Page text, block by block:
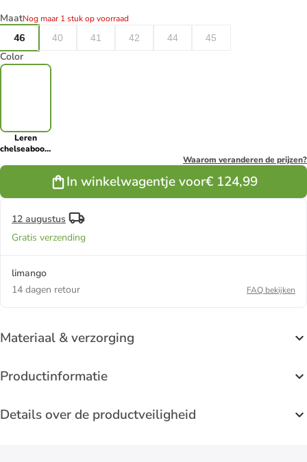
MaatNog maar 1 stuk op voorraad
46
40 41 42 44 45
Color
Leren
chelseaboots
Waarom veranderen de prijzen?
In winkelwagentje voor€ 124,99
12 augustus
Gratis verzending
limango
14 dagen retour
FAQ bekijken
Materiaal & verzorging
Productinformatie
Details over de productveiligheid